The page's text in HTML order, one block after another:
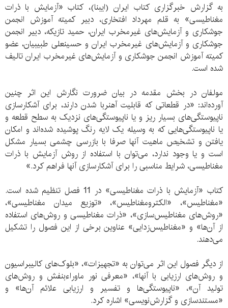
به گزارش خبرگزاری کتاب ایران (ایبنا)، کتاب «آزمایش با ذرات
مغناطیسی» به قلم مهرداد افتخاری، دبیر کمیته آموزش انجمن
جوشکاری و آزمایش‌های غیرمخرب ایران، حمید تازیکه، دبیر انجمن
جوشکاری و آزمایش‌های غیرمخرب ایران و حسینعلی طبیبیان، عضو
کمیته آموزش انجمن جوشکاری و آزمایش‌های غیرمخرب ایران تالیف
شده است.
مولفان در بخش مقدمه در بیان ضرورت نگارش این اثر چنین
آورده‌اند: «در قطعاتی که قابلیت آهنربا شدن دارند، برای آشکارسازی
ناپیوستگی‌های بسیار ریز و یا ناپیوستگی‌های نزدیک به سطح قطعه و
یا ناپیوستگی‌هایی که به وسیله یک لایه رنگ پوشیده شده‌اند و امکان
یافتن و تشخیص ماهیت آنها صرفا با بازرسی چشمی بسیار مشکل
است و یا وجود ندارد، می‌توان با استفاده از روش آزمایش با ذرات
مغناطیسی، شرایط مناسبی را برای آشکارسازی آنها فراهم کرد.»
کتاب «آزمایش با ذرات مغناطیسی» در 11 فصل تنظیم شده است.
«مغناطیس»، «الکترومغناطیس»، «توزیع میدان مغناطیسی»،
«روش‌های مغناطیس‌سازی»، «ذرات مغناطیسی و روش‌های استفاده
از آن‌ها» و «مغناطیس‌زدایی» عناوین برخی از این فصول را تشکیل
می‌دهند.
از دیگر فصول این اثر می‌توان به «تجهیزات»، «بلوک‌های کالیبراسیون
و روش‌های ارزیابی با آنها»، «معرفی نور ماوراء‌بنفش و روش‌های
تولید آن»، «ناپیوستگی‌ها و تفسیر و ارزیابی علائم آن‌ها» و
«مستندسازی و گزارش‌نویسی» اشاره کرد.